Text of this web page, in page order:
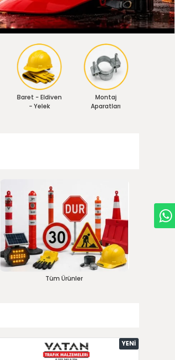
Baret - Eldiven
- Yelek
Montaj
Aparatları
Tüm Ürünler
YENI